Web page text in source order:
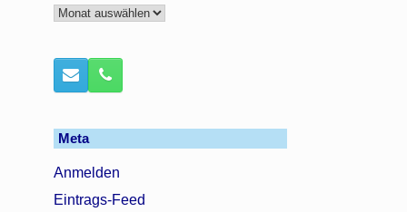
Archiv
Meta
Anmelden
Eintrags-Feed